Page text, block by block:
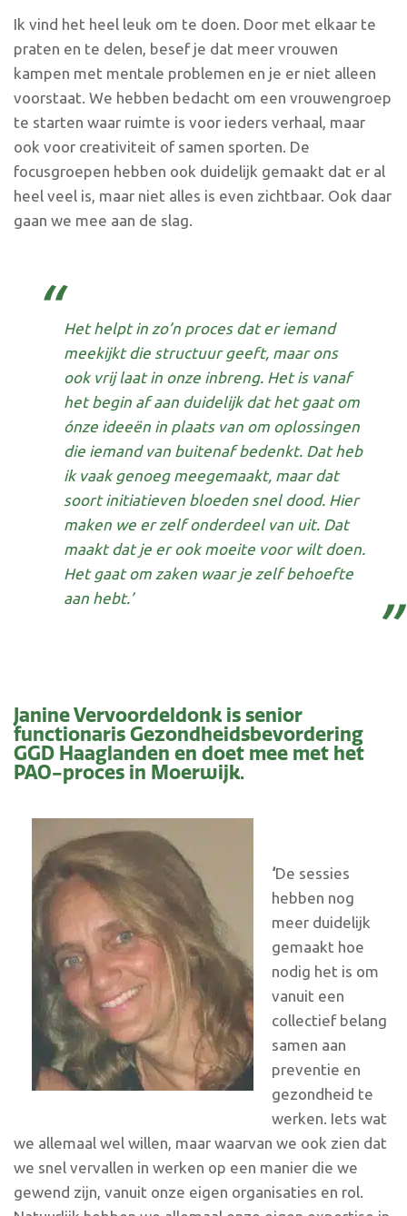
Ik vind het heel leuk om te doen. Door met elkaar te
praten en te delen, besef je dat meer vrouwen
kampen met mentale problemen en je er niet alleen
voorstaat. We hebben bedacht om een vrouwengroep
te starten waar ruimte is voor ieders verhaal, maar
ook voor creativiteit of samen sporten. De
focusgroepen hebben ook duidelijk gemaakt dat er al
heel veel is, maar niet alles is even zichtbaar. Ook daar
gaan we mee aan de slag.
Het helpt in zo’n proces dat er iemand
meekijkt die structuur geeft, maar ons
ook vrij laat in onze inbreng. Het is vanaf
het begin af aan duidelijk dat het gaat om
ónze ideeën in plaats van om oplossingen
die iemand van buitenaf bedenkt. Dat heb
ik vaak genoeg meegemaakt, maar dat
soort initiatieven bloeden snel dood. Hier
maken we er zelf onderdeel van uit. Dat
maakt dat je er ook moeite voor wilt doen.
Het gaat om zaken waar je zelf behoefte
aan hebt.’
Janine Vervoordeldonk is senior
functionaris Gezondheidsbevordering
GGD Haaglanden en doet mee met het
PAO-proces in Moerwijk.
‘De sessies
hebben nog
meer duidelijk
gemaakt hoe
nodig het is om
vanuit een
collectief belang
samen aan
preventie en
gezondheid te
werken. Iets wat
we allemaal wel willen, maar waarvan we ook zien dat
we snel vervallen in werken op een manier die we
gewend zijn, vanuit onze eigen organisaties en rol.